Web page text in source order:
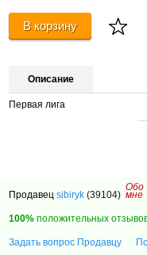
В корзину
Описание
Первая лига
Продавецsibiryk (39104)
Обо
мне
100% положительных
Задать вопрос Продавцу